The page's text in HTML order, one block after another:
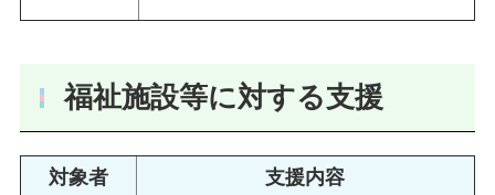
福祉施設等に対する支援
対象者 支援内容